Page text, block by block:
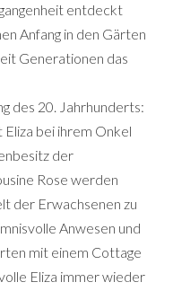
entdeckt
Anfang in den Gärten
Generationen das
des 20. Jahrhunderts:
bei ihrem Onkel
der
Rose werden
der Erwachsenen zu
Anwesen und
mit einem Cottage
Eliza immer wieder